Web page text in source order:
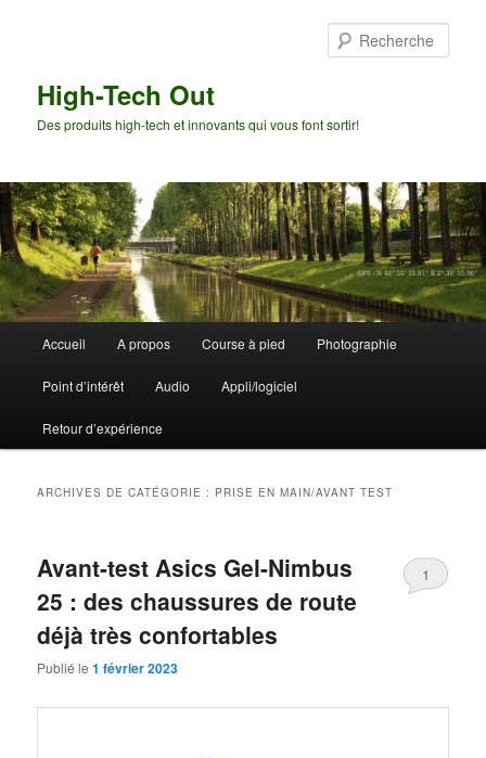
High-Tech Out
Des produits high-tech et innovants qui vous font sortir!
principal
Accueil A propos Course à pied Photographie
Point d’intérêt Audio Appli/logiciel
Retour d’expérience
ARCHIVES DE CATÉGORIE : PRISE EN MAIN/AVANT TEST
Avant-test Asics Gel-Nimbus
25 : des chaussures de route
déjà très confortables
Publié le1 février 2023
1